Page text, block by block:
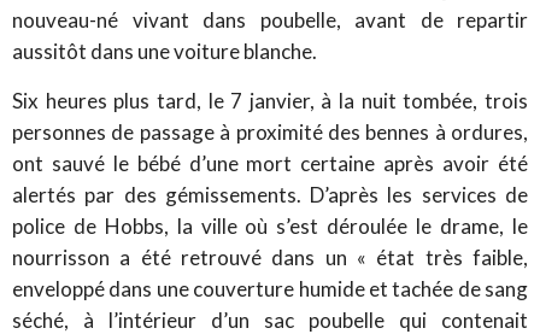
nouveau-né vivant dans poubelle, avant de repartir
aussitôt dans une voiture blanche.
Six heures plus tard, le 7 janvier, à la nuit tombée, trois
personnes de passage à proximité des bennes à ordures,
ont sauvé le bébé d’une mort certaine après avoir été
alertés par des gémissements. D’après les services de
police de Hobbs, la ville où s’est déroulée le drame, le
nourrisson a été retrouvé dans un « état très faible,
enveloppé dans une couverture humide et tachée de sang
séché, à l’intérieur d’un sac poubelle qui contenait